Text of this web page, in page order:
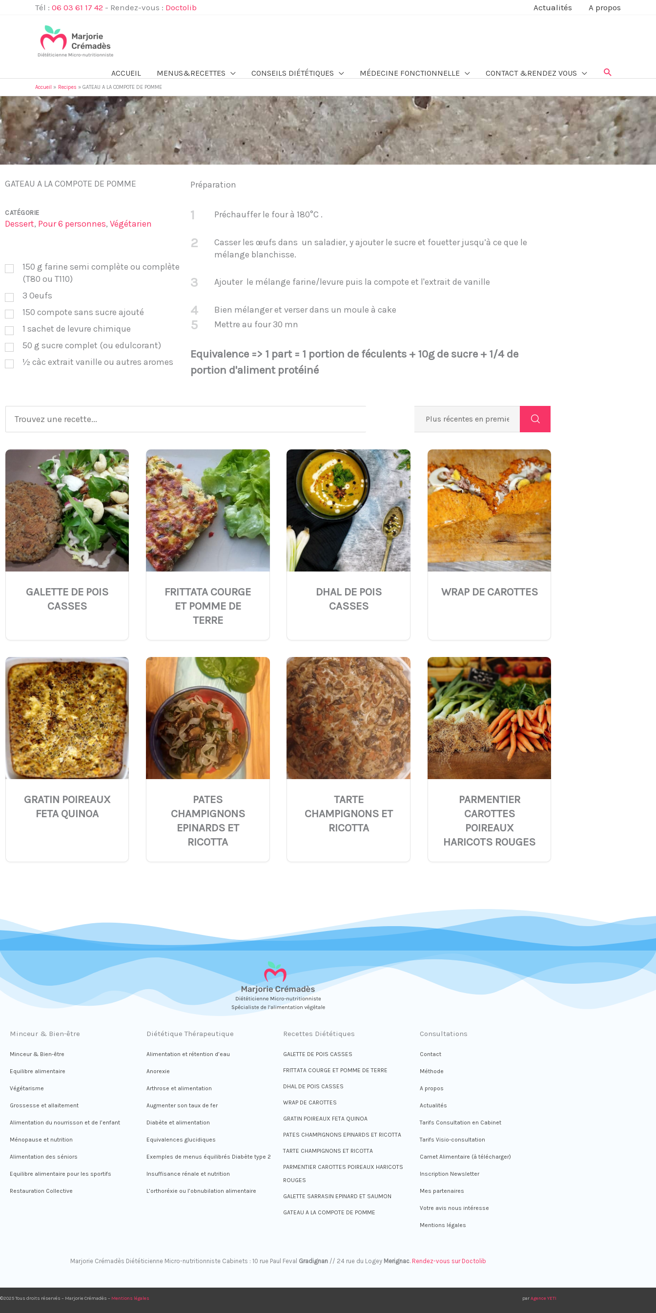
Tél : 06 03 61 17 42 - Rendez-vous : Doctolib Actualités A propos
ACCUEIL MENUS&RECETTES CONSEILS DIÉTÉTIQUES MÉDECINE FONCTIONNELLE CONTACT &RENDEZ VOUS
Accueil Recipes GATEAU A LA COMPOTE DE POMME
GATEAU A LA COMPOTE DE POMME
CATÉGORIE
Dessert, Pour 6 personnes, Végétarien
150 g farine semi complète ou complète
(T80 ou T110)
3 Oeufs
150 compote sans sucre ajouté
1 sachet de levure chimique
50 g sucre complet (ou edulcorant)
½ càc extrait vanille ou autres aromes
Préparation
1 Préchauffer le four à 180°C .
2
Casser les œufs dans un saladier, y ajouter le sucre et fouetter jusqu’à ce que le
mélange blanchisse.
3 Ajouter le mélange farine/levure puis la compote et l'extrait de vanille
4 Bien mélanger et verser dans un moule à cake
5 Mettre au four 30 mn
Equivalence => 1 part = 1 portion de féculents + 10g de sucre + 1/4 de
portion d'aliment protéiné
GALETTE DE POIS
CASSES
FRITTATA COURGE
ET POMME DE
TERRE
DHAL DE POIS
CASSES
WRAP DE CAROTTES
GRATIN POIREAUX
FETA QUINOA
PATES
CHAMPIGNONS
EPINARDS ET
RICOTTA
TARTE
CHAMPIGNONS ET
RICOTTA
PARMENTIER
CAROTTES
POIREAUX
HARICOTS ROUGES
Minceur & Bien-être
Minceur & Bien-être
Equilibre alimentaire
Végétarisme
Grossesse et allaitement
Alimentation du nourrisson et de l’enfant
Ménopause et nutrition
Alimentation des séniors
Equilibre alimentaire pour les sportifs
Restauration Collective
Diététique Thérapeutique
Alimentation et rétention d’eau
Anorexie
Arthrose et alimentation
Augmenter son taux de fer
Diabète et alimentation
Equivalences glucidiques
Exemples de menus équilibrés Diabète type 2
Insuffisance rénale et nutrition
L’orthoréxie ou l’obnubilation alimentaire
Recettes Diététiques
GALETTE DE POIS CASSES
FRITTATA COURGE ET POMME DE TERRE
DHAL DE POIS CASSES
WRAP DE CAROTTES
GRATIN POIREAUX FETA QUINOA
PATES CHAMPIGNONS EPINARDS ET RICOTTA
TARTE CHAMPIGNONS ET RICOTTA
PARMENTIER CAROTTES POIREAUX HARICOTS
ROUGES
GALETTE SARRASIN EPINARD ET SAUMON
GATEAU A LA COMPOTE DE POMME
Consultations
Contact
Méthode
A propos
Actualités
Tarifs Consultation en Cabinet
Tarifs Visio-consultation
Carnet Alimentaire (à télécharger)
Inscription Newsletter
Mes partenaires
Votre avis nous intéresse
Mentions légales
Marjorie Crémadès Diététicienne Micro-nutritionniste Cabinets : 10 rue Paul Feval Gradignan // 24 rue du Logey Merignac. Rendez-vous sur Doctolib
©2025 Tous droits réservés – Marjorie Crémadès – Mentions légales parAgence YETI